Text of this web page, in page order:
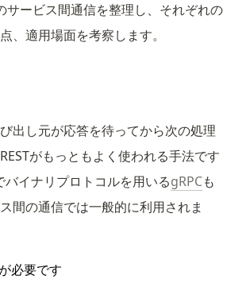
サービス間通信を整理し、それぞれの
、適用場面を考察します。
出し元が応答を待ってから次の処理
がもっともよく使われる手法です
バイナリプロトコルを用いるgRPCも
間の通信では一般的に利用されま
必要です